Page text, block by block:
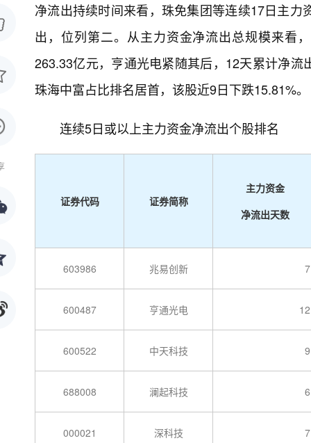
净流出持续时间来看，珠免集团等连续17日主
出，位列第二。从主力资金净流出总规模来看
263.33亿元，亨通光电紧随其后，12天累计净
珠海中富占比排名居首，该股近9日下跌15.81%
连续5日或以上主力资金净流出个股排名
证券代码 证券简称
主力资金
净流出天数
603986 兆易创新 7
600487 亨通光电 12
600522 中天科技 9
688008 澜起科技 6
000021 深科技 7